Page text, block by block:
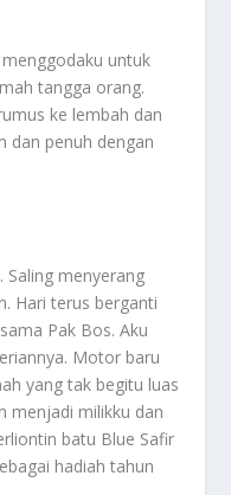
untuk
tangga orang.
ke lembah dan
dan penuh dengan
Saling menyerang
Hari terus berganti
Pak Bos. Aku
Motor baru
yang tak begitu luas
menjadi milikku dan
batu Blue Safir
hadiah tahun